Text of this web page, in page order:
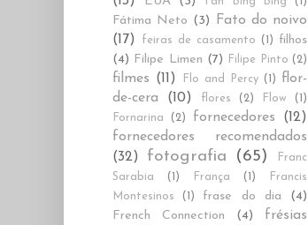
Fátima Neto (3)
Fato do noivo
(17)
feiras de casamento (1)
filhos
(4) Filipe Limen (7) Filipe Pinto (2)
filmes (11) Flo and Percy (1)
flor-
de-cera
(10) flores (2) Flow
(1)
Fornarina
(2) fornecedores
(12)
fornecedores recomendados
(32)
fotografia (65)
Franc
Sarabia
(1) França (1)
Francis
Montesinos
(1) frase do dia
(4)
French Connection
(4) frésias